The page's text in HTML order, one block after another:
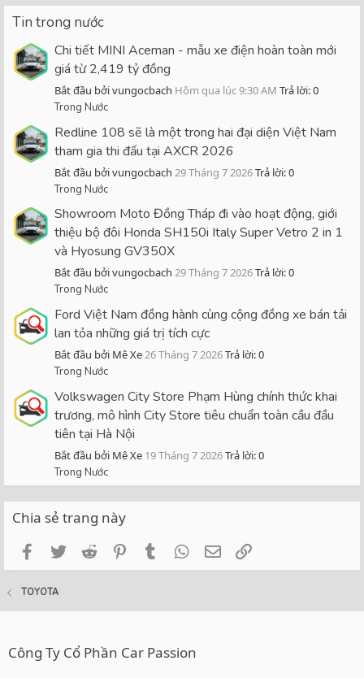
Tin trong nước
Chi tiết MINI Aceman - mẫu xe điện hoàn toàn mới
giá từ 2,419 tỷ đồng
Bắt đầu bởi vungocbach Hôm qua lúc 9:30 AM Trả lời: 0
Trong Nước
Redline 108 sẽ là một trong hai đại diện Việt Nam
tham gia thi đấu tại AXCR 2026
Bắt đầu bởi vungocbach 29 Tháng 7 2026Trả lời: 0
Trong Nước
Showroom Moto Đồng Tháp đi vào hoạt động, giới
thiệu bộ đôi Honda SH150i Italy Super Vetro 2 in 1
và Hyosung GV350X
Bắt đầu bởi vungocbach 29 Tháng 7 2026Trả lời: 0
Trong Nước
Ford Việt Nam đồng hành cùng cộng đồng xe bán tải
lan tỏa những giá trị tích cực
Bắt đầu bởi Mê Xe26 Tháng 7 2026Trả lời: 0
Trong Nước
Volkswagen City Store Phạm Hùng chính thức khai
trương, mô hình City Store tiêu chuẩn toàn cầu đầu
tiên tại Hà Nội
Bắt đầu bởi Mê Xe 19 Tháng 7 2026Trả lời: 0
Trong Nước
Chia sẻ trang này
FacebookTwitterReddit PinterestTumblrWhatsApp
Email
TOYOTA
Công Ty Cổ Phần Car Passion